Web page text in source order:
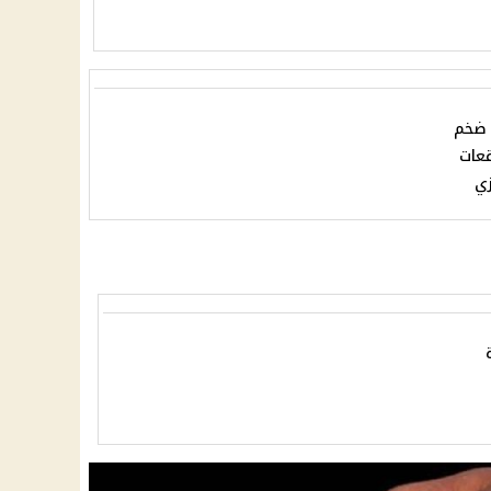
ضخم